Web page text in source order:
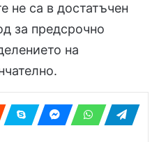
не са в достатъчен
за предсрочно
на